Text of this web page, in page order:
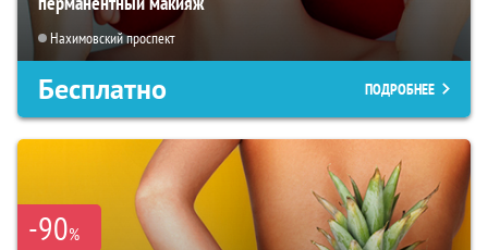
Нахимовский проспект
Бесплатно ПОДРОБНЕЕ
-90%